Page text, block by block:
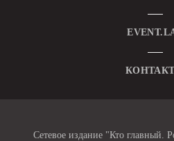
Сетевое издание "Кто главный.